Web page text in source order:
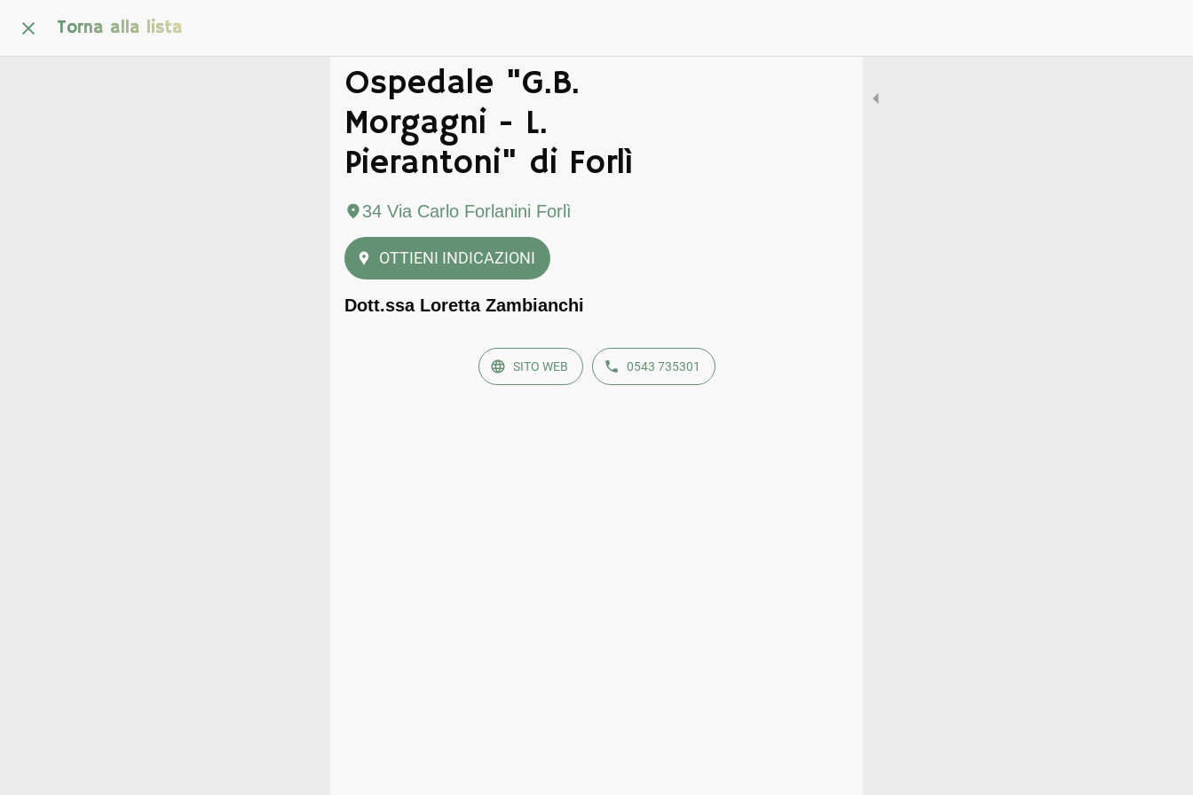
Torna alla lista
Ospedale "G.B.
Morgagni - L.
Pierantoni" di Forlì
34 Via Carlo Forlanini Forlì
OTTIENI INDICAZIONI
Dott.ssa Loretta Zambianchi
SITO WEB 0543 735301